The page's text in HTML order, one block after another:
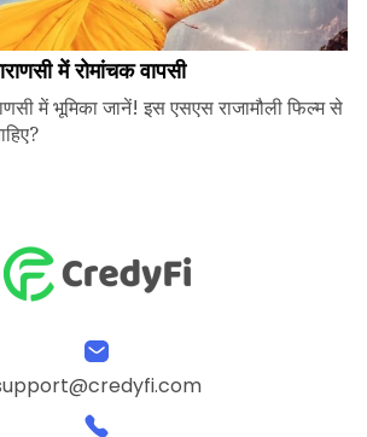
में रोमांचक वापसी
में भूमिका जानें! इस एसएस राजामौली फिल्म से